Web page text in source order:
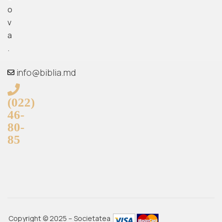
o
v
a
.
info@biblia.md
(022)
46-
80-
85
Copyright © 2025 – Societatea